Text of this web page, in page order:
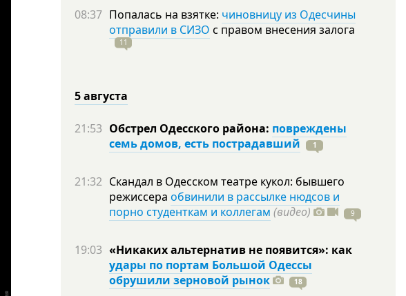
08:37 Попалась на взятке: чиновницу из Одесчины
отправили в СИЗО с правом внесения залога
11
5 августа
21:53 Обстрел Одесского района: повреждены
семь домов, есть пострадавший
1
21:32 Скандал в Одесском театре кукол: бывшего
режиссера обвинили в рассылке нюдсов и
порно студенткам и коллегам (видео) 9
19:03 «Никаких альтернатив не появится»: как
удары по портам Большой Одессы
обрушили зерновой рынок
18